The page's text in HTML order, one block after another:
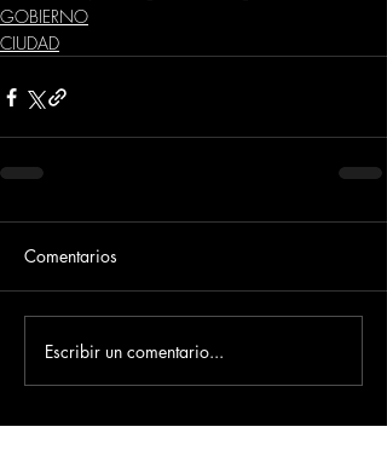
GOBIERNO
CIUDAD
Comentarios
Escribir un comentario...